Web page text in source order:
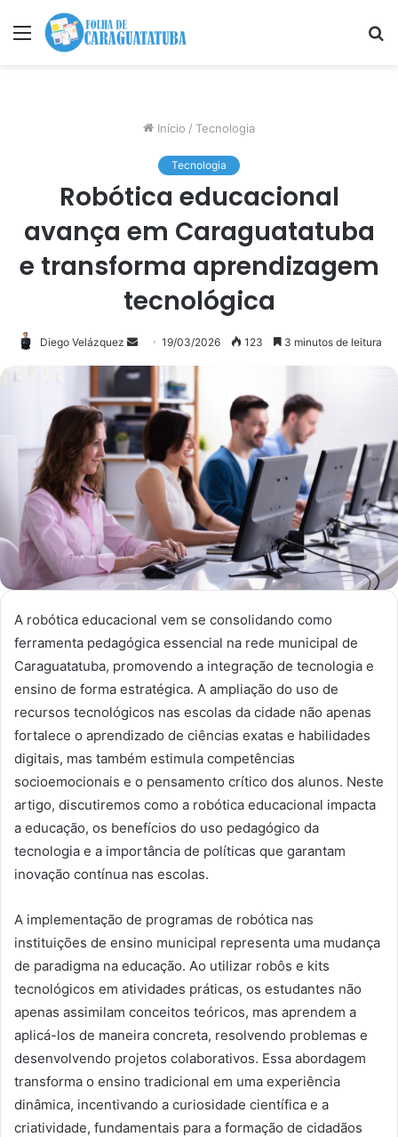
Menu
Início / Tecnologia
Tecnologia
Robótica educacional
avança em Caraguatatuba
e transforma aprendizagem
tecnológica
Diego Velázquez
Mande
mail
19/03/2026 123 3 minutos de leitura
A robótica educacional vem se consolidando como
ferramenta pedagógica essencial na rede municipal de
Caraguatatuba, promovendo a integração de tecnologia e
ensino de forma estratégica. A ampliação do uso de
recursos tecnológicos nas escolas da cidade não apenas
fortalece o aprendizado de ciências exatas e habilidades
digitais, mas também estimula competências
socioemocionais e o pensamento crítico dos alunos. Neste
artigo, discutiremos como a robótica educacional impacta
a educação, os benefícios do uso pedagógico da
tecnologia e a importância de políticas que garantam
inovação contínua nas escolas.
A implementação de programas de robótica nas
instituições de ensino municipal representa uma mudança
de paradigma na educação. Ao utilizar robôs e kits
tecnológicos em atividades práticas, os estudantes não
apenas assimilam conceitos teóricos, mas aprendem a
aplicá-los de maneira concreta, resolvendo problemas e
desenvolvendo projetos colaborativos. Essa abordagem
transforma o ensino tradicional em uma experiência
dinâmica, incentivando a curiosidade científica e a
criatividade, fundamentais para a formação de cidadãos